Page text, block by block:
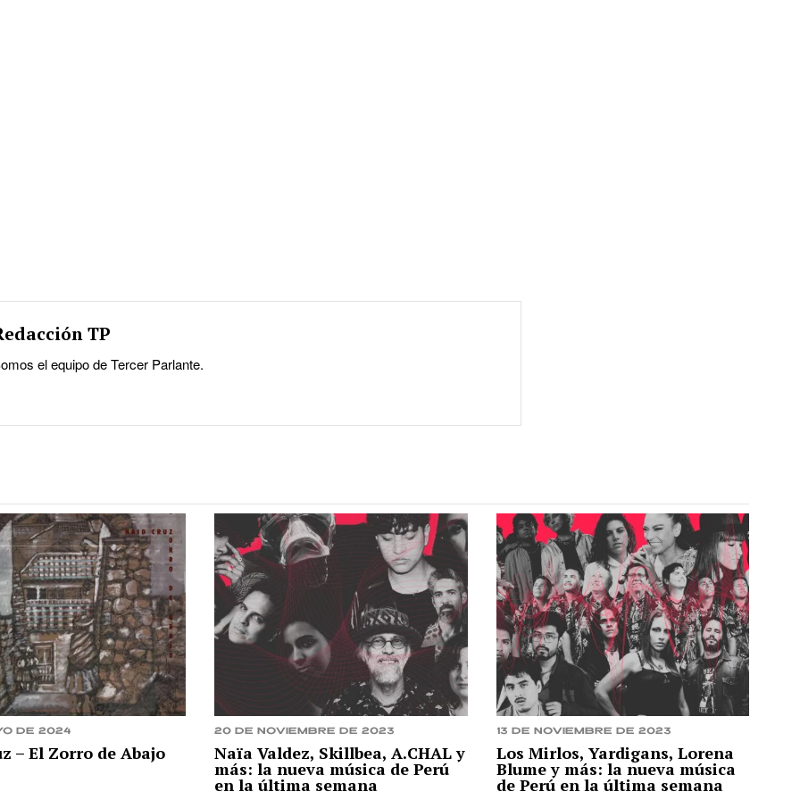
TP
el equipo de Tercer Parlante.
de 2024
– El Zorro de Abajo
20 de noviembre de 2023
Naïa Valdez, Skillbea, A.CHAL y
más: la nueva música de Perú
en la última semana
13 de noviembre de 2023
Los Mirlos, Yardigans, Lorena
Blume y más: la nueva música
de Perú en la última semana